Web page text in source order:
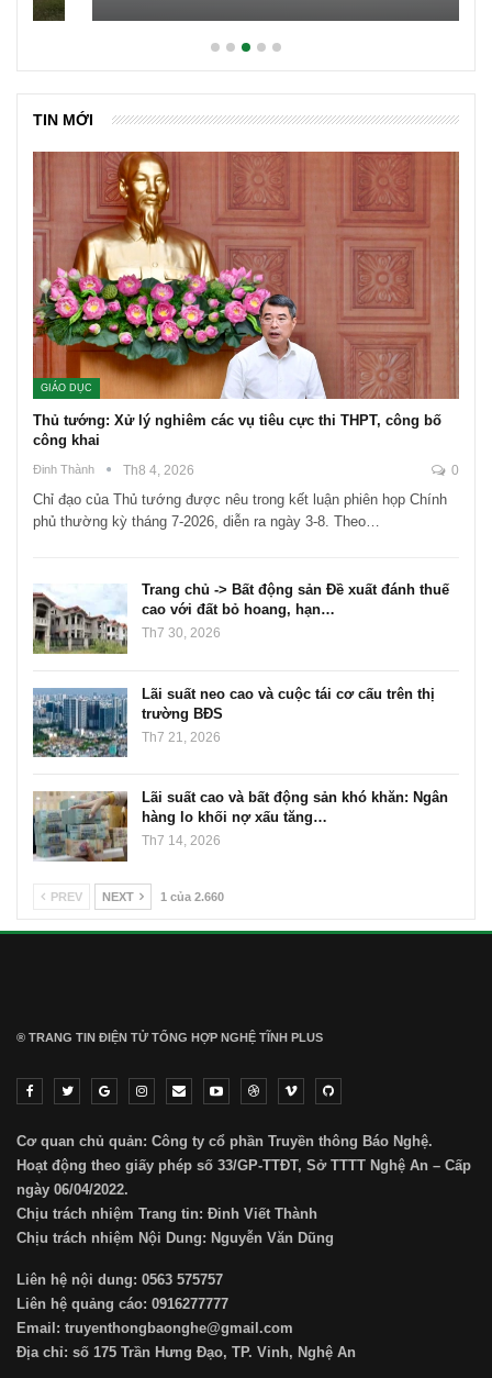
TIN MỚI
GIÁO DỤC
Thủ tướng: Xử lý nghiêm các vụ tiêu cực thi THPT, công bố
công khai
Đinh Thành Th8 4, 2026 0
Chỉ đạo của Thủ tướng được nêu trong kết luận phiên họp Chính
phủ thường kỳ tháng 7-2026, diễn ra ngày 3-8. Theo…
Trang chủ -> Bất động sản Đề xuất đánh thuế
cao với đất bỏ hoang, hạn…
Th7 30, 2026
Lãi suất neo cao và cuộc tái cơ cấu trên thị
trường BĐS
Th7 21, 2026
Lãi suất cao và bất động sản khó khăn: Ngân
hàng lo khối nợ xấu tăng…
Th7 14, 2026
PREV NEXT 1 của 2.660
® TRANG TIN ĐIỆN TỬ ТỔNG HỢP NGHỆ TĨNH PLUS
Cơ quan chủ quản: Công ty cổ phần Truyền thông Báo Nghệ.
Hoạt động theo giấy phép số 33/GP-TTĐT, Sở TTTT Nghệ An – Cấp
ngày 06/04/2022.
Chịu trách nhiệm Trang tin: Đinh Viết Thành
Chịu trách nhiệm Nội Dung: Nguyễn Văn Dũng
Liên hệ nội dung: 0563 575757
Liên hệ quảng cáo: 0916277777
Email: truyenthongbaonghe@gmail.com
Địa chỉ: số 175 Trần Hưng Đạo, TP. Vinh, Nghệ An